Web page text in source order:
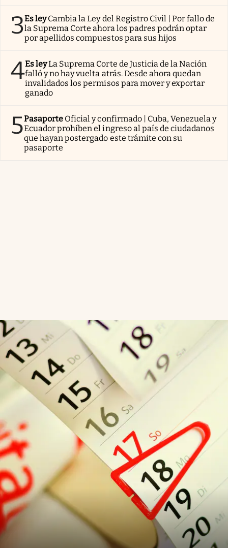
3Es ley Cambia la Ley del Registro Civil | Por fallo de
la Suprema Corte ahora los padres podrán optar
por apellidos compuestos para sus hijos
4Es leyLa Suprema Corte de Justicia de la Nación
falló y no hay vuelta atrás. Desde ahora quedan
invalidados los permisos para mover y exportar
ganado
5Pasaporte Oficial y confirmado | Cuba, Venezuela y
Ecuador prohíben el ingreso al país de ciudadanos
que hayan postergado este trámite con su
pasaporte